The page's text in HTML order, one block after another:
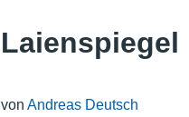
Laienspiegel
von Andreas Deutsch